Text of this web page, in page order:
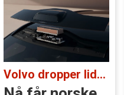
Volvo dropper lidar for godt: